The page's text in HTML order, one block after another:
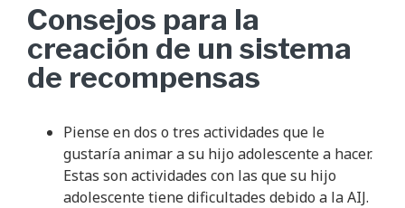
Consejos para la
creación de un sistema
de recompensas
Piense en dos o tres actividades que le
gustaría animar a su hijo adolescente a hacer.
Estas son actividades con las que su hijo
adolescente tiene dificultades debido a la AIJ.